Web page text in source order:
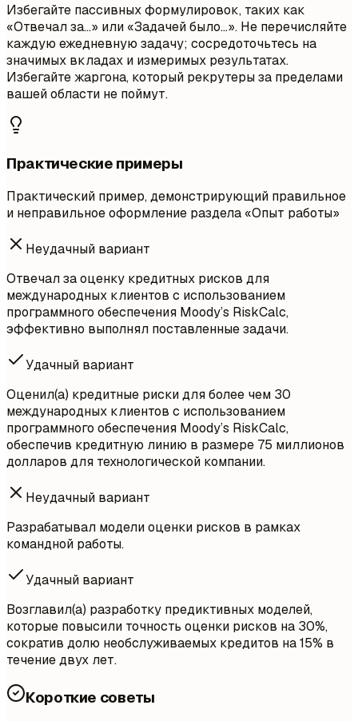
Избегайте пассивных формулировок, таких как
«Отвечал за…» или «Задачей было…». Не перечисляйте
каждую ежедневную задачу; сосредоточьтесь на
значимых вкладах и измеримых результатах.
Избегайте жаргона, который рекрутеры за пределами
вашей области не поймут.
Практические примеры
Практический пример, демонстрирующий правильное
и неправильное оформление раздела «Опыт работы»
Неудачный вариант
Отвечал за оценку кредитных рисков для
международных клиентов с использованием
программного обеспечения Moody’s RiskCalc,
эффективно выполнял поставленные задачи.
Удачный вариант
Оценил(а) кредитные риски для более чем 30
международных клиентов с использованием
программного обеспечения Moody’s RiskCalc,
обеспечив кредитную линию в размере 75 миллионов
долларов для технологической компании.
Неудачный вариант
Разрабатывал модели оценки рисков в рамках
командной работы.
Удачный вариант
Возглавил(а) разработку предиктивных моделей,
которые повысили точность оценки рисков на 30%,
сократив долю необслуживаемых кредитов на 15% в
течение двух лет.
Короткие советы